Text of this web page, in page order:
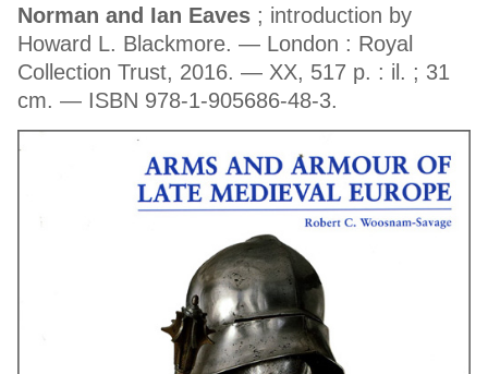
Norman and Ian Eaves ; introduction by
Howard L. Blackmore. — London : Royal
Collection Trust, 2016. — XX, 517 p. : il. ; 31
cm. — ISBN 978-1-905686-48-3.